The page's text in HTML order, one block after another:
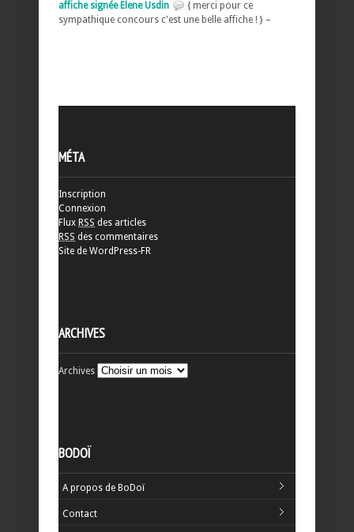
affiche signée Elene Usdin
{ merci pour ce
sympathique concours c'est une belle affiche ! } –
MÉTA
Inscription
Connexion
Flux RSS des articles
RSS des commentaires
Site de WordPress-FR
ARCHIVES
Archives
BODOÏ
A propos de BoDoï
Contact